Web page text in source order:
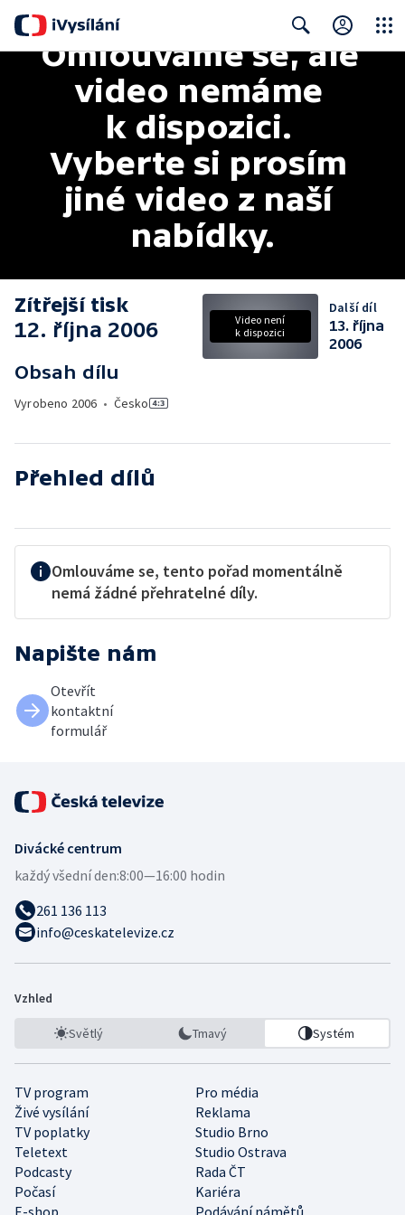
Search
Omlouváme se, ale
video nemáme
k dispozici.
Vyberte si prosím
jiné video z naší
nabídky.
Zítřejší tisk
12. října 2006
Obsah dílu
Vyrobeno 2006 • Česko
Video není
k dispozici
Další díl
13. října
2006
Přehled dílů
Omlouváme se, tento pořad momentálně
nemá žádné přehratelné díly.
Napište nám
Otevřít
kontaktní
formulář
Divácké centrum
každý všední den:8:00—16:00 hodin
261 136 113
info@ceskatelevize.cz
Vzhled
Světlý Tmavý Systém
TV program
Pro média
Živé vysílání
Reklama
TV poplatky
Studio Brno
Teletext
Studio Ostrava
Podcasty
Rada ČT
Počasí
Kariéra
E-shop
Podávání námětů